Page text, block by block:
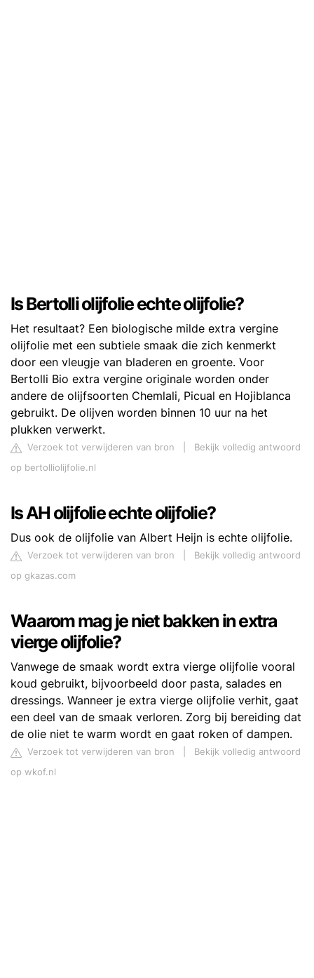
Is Bertolli olijfolie echte olijfolie?
Het resultaat? Een biologische milde extra vergine
olijfolie met een subtiele smaak die zich kenmerkt
door een vleugje van bladeren en groente. Voor
Bertolli Bio extra vergine originale worden onder
andere de olijfsoorten Chemlali, Picual en Hojiblanca
gebruikt. De olijven worden binnen 10 uur na het
plukken verwerkt.
Verzoek tot verwijderen van bron
Bekijk volledig antwoord
op bertolliolijfolie.nl
Is AH olijfolie echte olijfolie?
Dus ook de olijfolie van Albert Heijn is echte olijfolie.
Verzoek tot verwijderen van bron
Bekijk volledig antwoord
op gkazas.com
Waarom mag je niet bakken in extra
vierge olijfolie?
Vanwege de smaak wordt extra vierge olijfolie vooral
koud gebruikt, bijvoorbeeld door pasta, salades en
dressings. Wanneer je extra vierge olijfolie verhit, gaat
een deel van de smaak verloren. Zorg bij bereiding dat
de olie niet te warm wordt en gaat roken of dampen.
Verzoek tot verwijderen van bron
Bekijk volledig antwoord
op wkof.nl